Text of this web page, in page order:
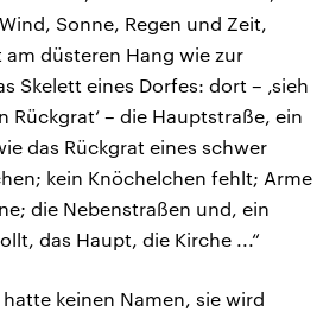
Sonne, Regen und Zeit,
düsteren Hang wie zur
Skelett eines Dorfes: dort – ‚sieh
Rückgrat‘ – die Hauptstraße, ein
das Rückgrat eines schwer
kein Knöchelchen fehlt; Arme
die Nebenstraßen und, ein
das Haupt, die Kirche ...“
keinen Namen, sie wird